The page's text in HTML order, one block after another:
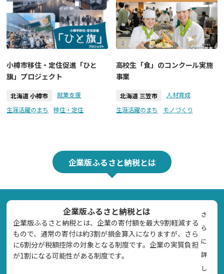
小樽市移住・定住促進「ひと
旗」プロジェクト
北海道 小樽市
就業支援
生涯活躍のまち
移住・定住
高校生「食」のコンクール実施
事業
北海道 三笠市
人材育成
生涯活躍のまち
モノづくり
企業版ふるさと納税とは
企業版ふるさと納税とは
企業版ふるさと納税とは、企業の寄付額を最大9割軽減する
もので、通常の寄付は約3割が損金算入になりますが、さら
に6割分が税額控除の対象となる制度です。企業の実質負担
が1割になる可能性がある制度です。
さ
ら
に
詳
し